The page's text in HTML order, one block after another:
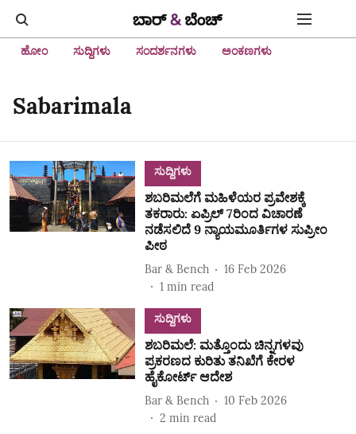
ಹೋಂ ಸುದ್ದಿಗಳು ಸಂದರ್ಶನಗಳು ಅಂಕಣಗಳು
Sabarimala
ಸುದ್ದಿಗಳು
ಶಬರಿಮಲೆಗೆ ಮಹಿಳೆಯರ ಪ್ರವೇಶಕ್ಕೆ
ತಕರಾರು: ಏಪ್ರಿಲ್ 7ರಿಂದ ವಿಚಾರಣೆ
ನಡೆಸಲಿದೆ 9 ನ್ಯಾಯಮೂರ್ತಿಗಳ ಸುಪ್ರೀಂ
ಪೀಠ
Bar & Bench
16 Feb 2026
1 min read
ಸುದ್ದಿಗಳು
ಶಬರಿಮಲೆ: ಮತ್ತೊಂದು ಚಿನ್ನಗಳವು
ಪ್ರಕರಣದ ಕುರಿತು ತನಿಖೆಗೆ ಕೇರಳ
ಹೈಕೋರ್ಟ್‌ ಆದೇಶ
Bar & Bench
10 Feb 2026
2 min read